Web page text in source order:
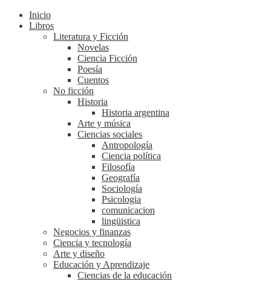
Inicio
Libros
Literatura y Ficción
Novelas
Ciencia Ficción
Poesía
Cuentos
No ficción
Historia
Historia argentina
Arte y música
Ciencias sociales
Antropología
Ciencia política
Filosofía
Geografía
Sociología
Psicologia
comunicacion
lingüistica
Negocios y finanzas
Ciencia y tecnología
Arte y diseño
Educación y Aprendizaje
Ciencias de la educación